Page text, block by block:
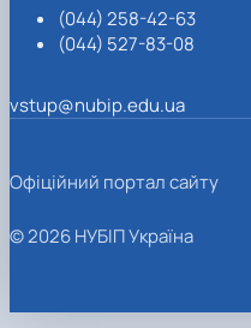
(044) 258-42-63
(044) 527-83-08
vstup@nubip.edu.ua
Офіційний портал сайту
© 2026 НУБІП Україна